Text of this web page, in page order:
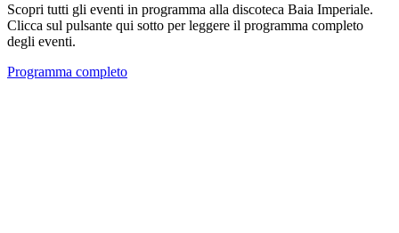
Scopri tutti gli eventi in programma alla discoteca Baia Imperiale.
Clicca sul pulsante qui sotto per leggere il programma completo
degli eventi.
Programma completo